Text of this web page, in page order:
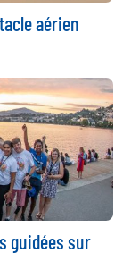
aérien
guidées sur